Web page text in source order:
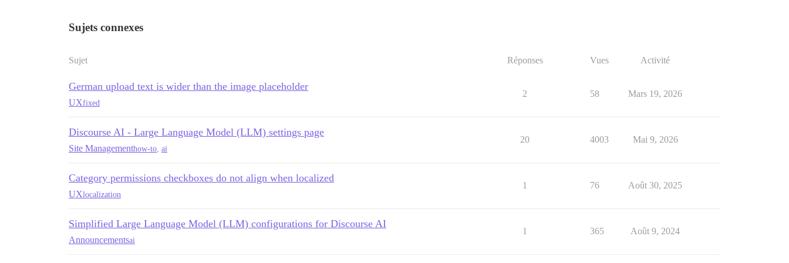
Sujets connexes
Sujet Réponses Vues Activité
German upload text is wider than the image placeholder
UXfixed
2 58 Mars 19, 2026
Discourse AI - Large Language Model (LLM) settings page
Site Managementhow-to ai
20 4003 Mai 9, 2026
Category permissions checkboxes do not align when localized
UXlocalization
1 76 Août 30, 2025
Simplified Large Language Model (LLM) configurations for Discourse AI
Announcementsai
1 365 Août 9, 2024